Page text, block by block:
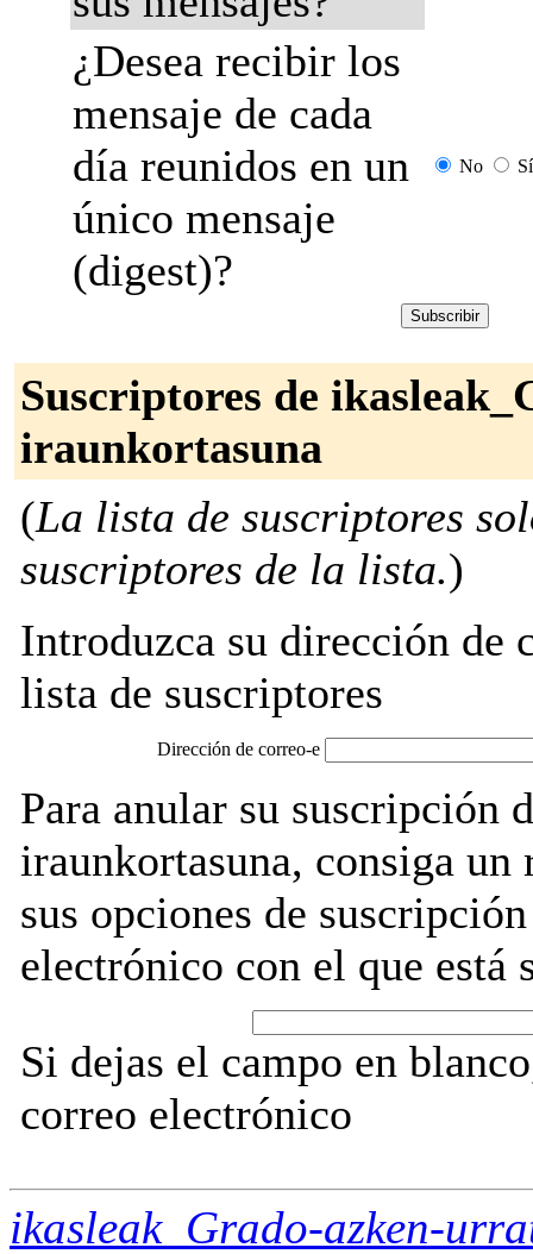
¿Desea recibir los
mensaje de cada
día reunidos en un
único mensaje
(digest)?
No Sí
Suscriptores de
iraunkortasuna
(La lista de suscriptores
suscriptores de la lista.)
Introduzca su dirección de
lista de suscriptores
Dirección de correo-e
Para anular su suscripción
iraunkortasuna, consiga
sus opciones de
electrónico con el que está
Si dejas el campo en
correo electrónico
ikasleak_Grado-azken-